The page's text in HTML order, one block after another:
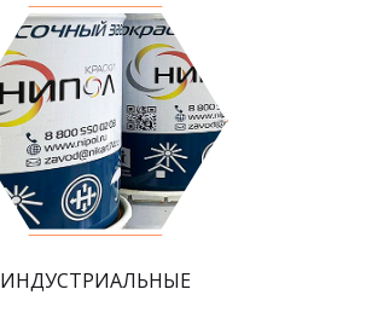
ИНДУСТРИАЛЬНЫЕ